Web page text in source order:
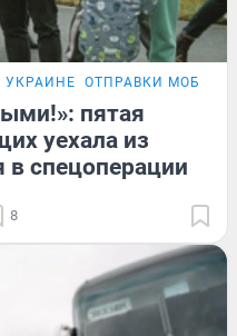
УКРАИНЕ ОТПРАВКИ
пятая
уехала из
в спецоперации
8